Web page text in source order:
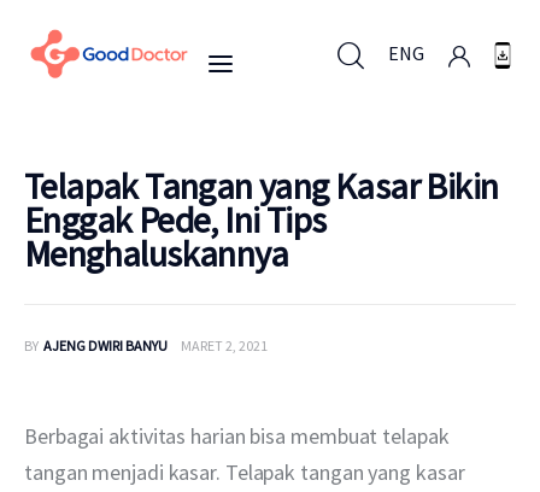
ENG
Untuk Bisnis
Telapak Tangan yang Kasar Bikin
Enggak Pede, Ini Tips
Menghaluskannya
BY AJENG DWIRI BANYU MARET 2, 2021
Berbagai aktivitas harian bisa membuat telapak
tangan menjadi kasar. Telapak tangan yang kasar